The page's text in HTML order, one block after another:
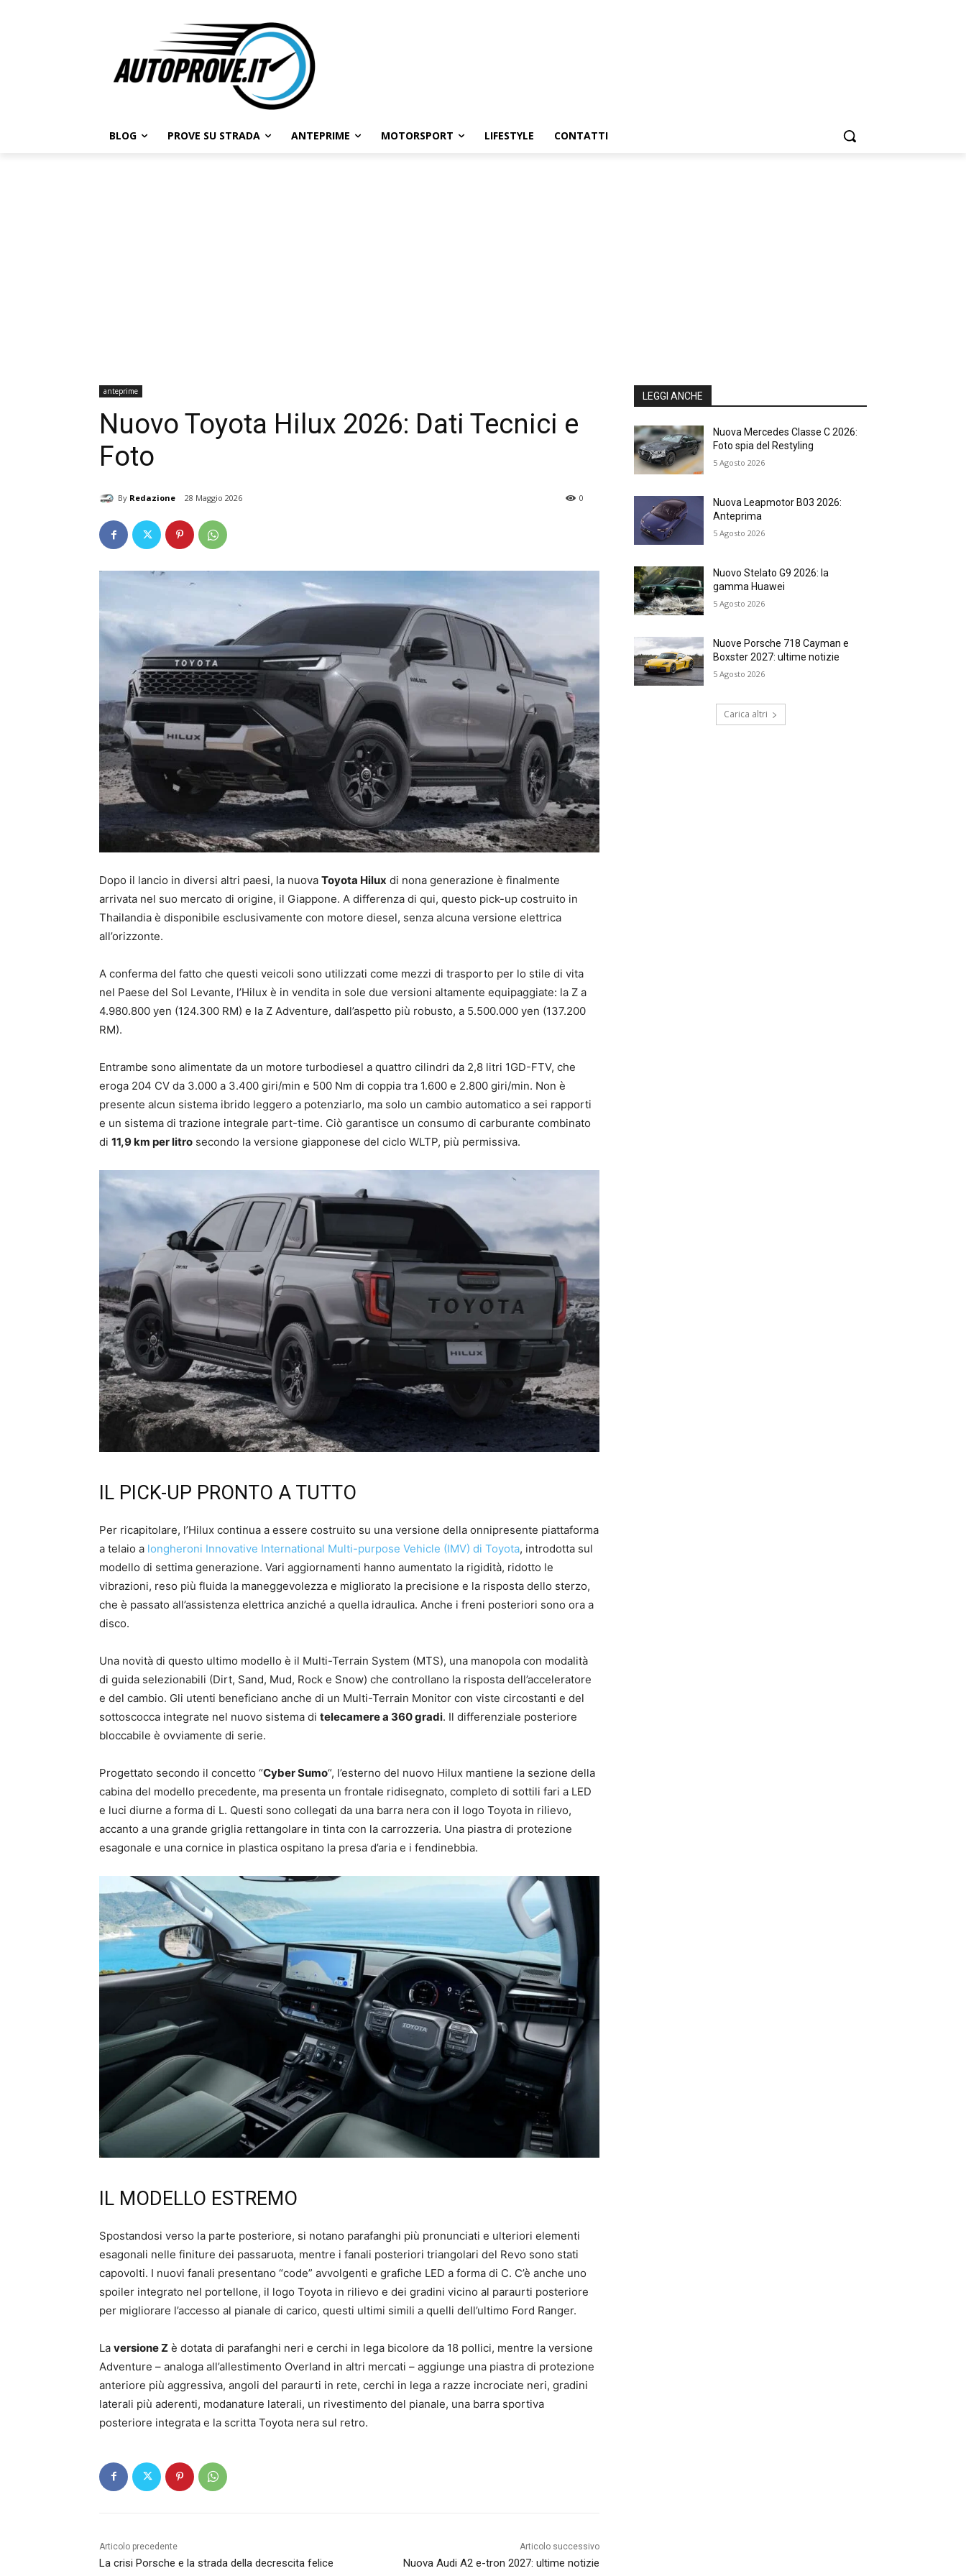
BLOG PROVE SU STRADA ANTEPRIME MOTORSPORT LIFESTYLE CONTATTI
anteprime
Nuovo Toyota Hilux 2026: Dati Tecnici e
Foto
By Redazione 28 Maggio 2026 0
Dopo il lancio in diversi altri paesi, la nuova Toyota Hilux di nona generazione è finalmente
arrivata nel suo mercato di origine, il Giappone. A differenza di qui, questo pick-up costruito in
Thailandia è disponibile esclusivamente con motore diesel, senza alcuna versione elettrica
all’orizzonte.
A conferma del fatto che questi veicoli sono utilizzati come mezzi di trasporto per lo stile di vita
nel Paese del Sol Levante, l’Hilux è in vendita in sole due versioni altamente equipaggiate: la Z a
4.980.800 yen (124.300 RM) e la Z Adventure, dall’aspetto più robusto, a 5.500.000 yen (137.200
RM).
Entrambe sono alimentate da un motore turbodiesel a quattro cilindri da 2,8 litri 1GD-FTV, che
eroga 204 CV da 3.000 a 3.400 giri/min e 500 Nm di coppia tra 1.600 e 2.800 giri/min. Non è
presente alcun sistema ibrido leggero a potenziarlo, ma solo un cambio automatico a sei rapporti
e un sistema di trazione integrale part-time. Ciò garantisce un consumo di carburante combinato
di 11,9 km per litro secondo la versione giapponese del ciclo WLTP, più permissiva.
IL PICK-UP PRONTO A TUTTO
Per ricapitolare, l’Hilux continua a essere costruito su una versione della onnipresente piattaforma
a telaio a longheroni Innovative International Multi-purpose Vehicle (IMV) di Toyota, introdotta sul
modello di settima generazione. Vari aggiornamenti hanno aumentato la rigidità, ridotto le
vibrazioni, reso più fluida la maneggevolezza e migliorato la precisione e la risposta dello sterzo,
che è passato all’assistenza elettrica anziché a quella idraulica. Anche i freni posteriori sono ora a
disco.
Una novità di questo ultimo modello è il Multi-Terrain System (MTS), una manopola con modalità
di guida selezionabili (Dirt, Sand, Mud, Rock e Snow) che controllano la risposta dell’acceleratore
e del cambio. Gli utenti beneficiano anche di un Multi-Terrain Monitor con viste circostanti e del
sottoscocca integrate nel nuovo sistema di telecamere a 360 gradi. Il differenziale posteriore
bloccabile è ovviamente di serie.
Progettato secondo il concetto “Cyber Sumo“, l’esterno del nuovo Hilux mantiene la sezione della
cabina del modello precedente, ma presenta un frontale ridisegnato, completo di sottili fari a LED
e luci diurne a forma di L. Questi sono collegati da una barra nera con il logo Toyota in rilievo,
accanto a una grande griglia rettangolare in tinta con la carrozzeria. Una piastra di protezione
esagonale e una cornice in plastica ospitano la presa d’aria e i fendinebbia.
IL MODELLO ESTREMO
Spostandosi verso la parte posteriore, si notano parafanghi più pronunciati e ulteriori elementi
esagonali nelle finiture dei passaruota, mentre i fanali posteriori triangolari del Revo sono stati
capovolti. I nuovi fanali presentano “code” avvolgenti e grafiche LED a forma di C. C’è anche uno
spoiler integrato nel portellone, il logo Toyota in rilievo e dei gradini vicino al paraurti posteriore
per migliorare l’accesso al pianale di carico, questi ultimi simili a quelli dell’ultimo Ford Ranger.
La versione Z è dotata di parafanghi neri e cerchi in lega bicolore da 18 pollici, mentre la versione
Adventure – analoga all’allestimento Overland in altri mercati – aggiunge una piastra di protezione
anteriore più aggressiva, angoli del paraurti in rete, cerchi in lega a razze incrociate neri, gradini
laterali più aderenti, modanature laterali, un rivestimento del pianale, una barra sportiva
posteriore integrata e la scritta Toyota nera sul retro.
Articolo precedente
La crisi Porsche e la strada della decrescita felice
Articolo successivo
Nuova Audi A2 e-tron 2027: ultime notizie
LEGGI ANCHE
Nuova Mercedes Classe C 2026:
Foto spia del Restyling
5 Agosto 2026
Nuova Leapmotor B03 2026:
Anteprima
5 Agosto 2026
Nuovo Stelato G9 2026: la
gamma Huawei
5 Agosto 2026
Nuove Porsche 718 Cayman e
Boxster 2027: ultime notizie
5 Agosto 2026
Carica altri